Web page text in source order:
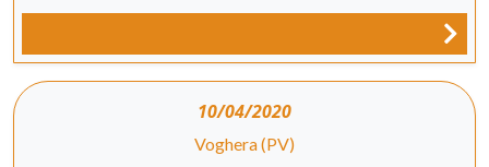
10/04/2020
Voghera (PV)